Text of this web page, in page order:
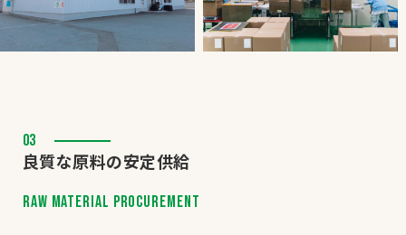
03
良質な原料の安定供給
RAW MATERIAL PROCUREMENT